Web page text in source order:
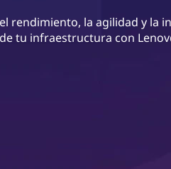
rendimiento, la agilidad y la
tu infraestructura con